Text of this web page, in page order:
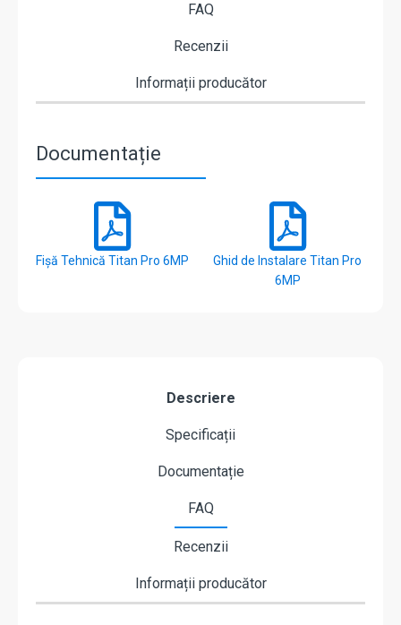
FAQ
Recenzii
Informații producător
Documentație
Fișă Tehnică Titan Pro 6MP
Ghid de Instalare Titan Pro
6MP
Descriere
Specificații
Documentație
FAQ
Recenzii
Informații producător